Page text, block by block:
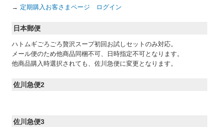
→ 定期購入お客さまページ ログイン
日本郵便
ハトムギごろごろ贅沢スープ初回お試しセットのみ対応。
メール便のため他商品同梱不可、日時指定不可となります。
他商品購入時選択されても、佐川急便に変更となります。
佐川急便2
佐川急便3